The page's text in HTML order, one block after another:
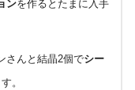
ンを作るとたまに入手
さんと結晶2個でシー
。